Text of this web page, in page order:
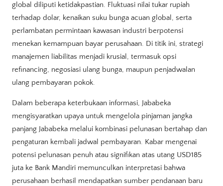
global diliputi ketidakpastian. Fluktuasi nilai tukar rupiah
terhadap dolar, kenaikan suku bunga acuan global, serta
perlambatan permintaan kawasan industri berpotensi
menekan kemampuan bayar perusahaan. Di titik ini, strategi
manajemen liabilitas menjadi krusial, termasuk opsi
refinancing, negosiasi ulang bunga, maupun penjadwalan
ulang pembayaran pokok.
Dalam beberapa keterbukaan informasi, Jababeka
mengisyaratkan upaya untuk mengelola pinjaman jangka
panjang Jababeka melalui kombinasi pelunasan bertahap dan
pengaturan kembali jadwal pembayaran. Kabar mengenai
potensi pelunasan penuh atau signifikan atas utang USD185
juta ke Bank Mandiri memunculkan interpretasi bahwa
perusahaan berhasil mendapatkan sumber pendanaan baru